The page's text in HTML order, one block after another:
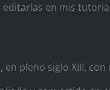
en mis
pleno siglo XIII,